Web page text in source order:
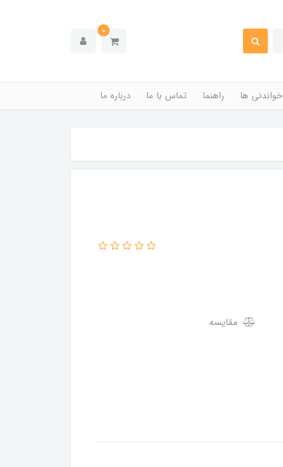
0
خواندنی ها راهنما تماس با ما درباره ما
مقایسه